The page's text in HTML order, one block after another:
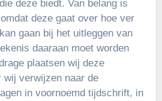
deze biedt. Van belang is
deze gaat over hoe ver
gaan bij het uitleggen van
daaraan moet worden
plaatsen wij deze
verwijzen naar de
in voornoemd tijdschrift, in